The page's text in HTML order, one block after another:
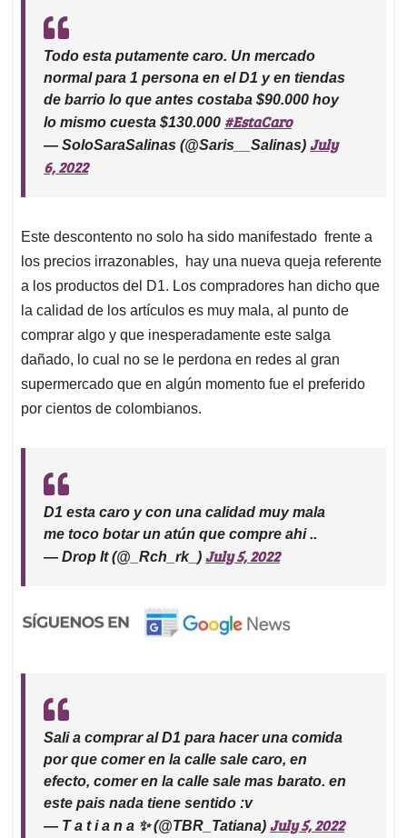
Todo esta putamente caro. Un mercado
normal para 1 persona en el D1 y en tiendas
de barrio lo que antes costaba $90.000 hoy
lo mismo cuesta $130.000 #EstaCaro
— SoloSaraSalinas (@Saris__Salinas) July
6, 2022
Este descontento no solo ha sido manifestado frente a
los precios irrazonables, hay una nueva queja referente
a los productos del D1. Los compradores han dicho que
la calidad de los artículos es muy mala, al punto de
comprar algo y que inesperadamente este salga
dañado, lo cual no se le perdona en redes al gran
supermercado que en algún momento fue el preferido
por cientos de colombianos.
D1 esta caro y con una calidad muy mala
me toco botar un atún que compre ahi ..
— Drop It (@_Rch_rk_) July 5, 2022
Sali a comprar al D1 para hacer una comida
por que comer en la calle sale caro, en
efecto, comer en la calle sale mas barato. en
este pais nada tiene sentido :v
— T a t i a n a ✨ (@TBR_Tatiana) July 5, 2022